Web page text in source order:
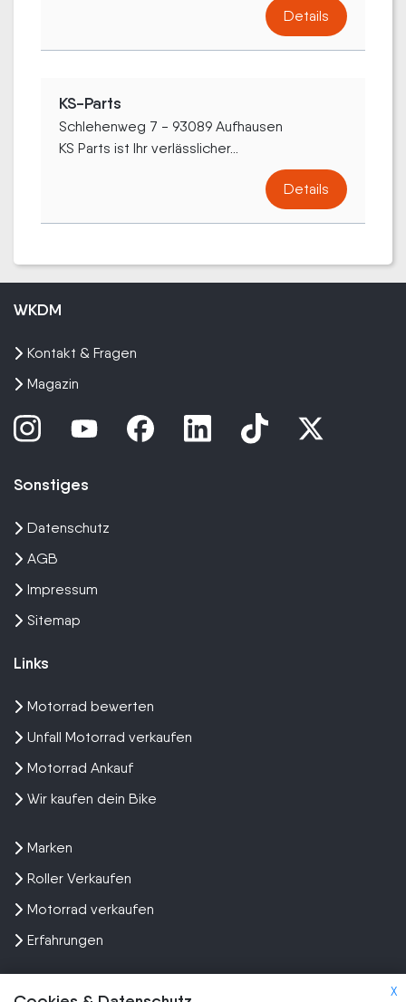
Details
KS-Parts
Schlehenweg 7 - 93089 Aufhausen
KS Parts ist Ihr verlässlicher...
Details
X
WKDM
Kontakt & Fragen
Magazin
Sonstiges
Datenschutz
AGB
Impressum
Sitemap
Links
Motorrad bewerten
Unfall Motorrad verkaufen
Motorrad Ankauf
Wir kaufen dein Bike
Marken
Roller Verkaufen
Motorrad verkaufen
Erfahrungen